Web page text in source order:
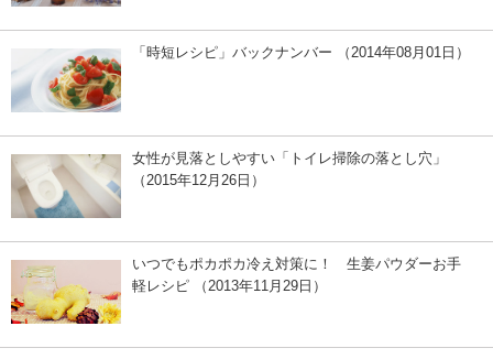
「時短レシピ」バックナンバー （2014年08月01日）
女性が見落としやすい「トイレ掃除の落とし穴」
（2015年12月26日）
いつでもポカポカ冷え対策に！ 生姜パウダーお手
軽レシピ （2013年11月29日）